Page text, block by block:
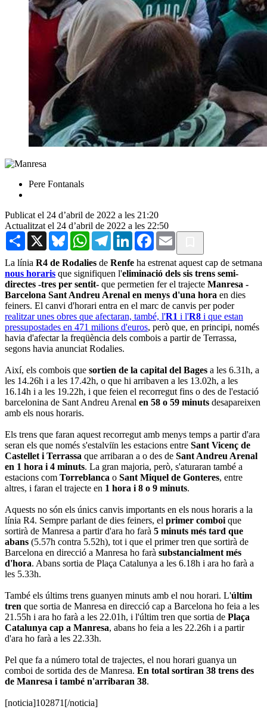
Pere Fontanals
Publicat el 24 d’abril de 2022 a les 21:20
Actualitzat el 24 d’abril de 2022 a les 22:50
Share X BlueskyWhatsAppTelegramLinkedInFacebook
Email
La línia R4 de Rodalies de Renfe ha estrenat aquest cap de setmana
nous horaris que signifiquen l'eliminació dels sis trens semi-
directes -tres per sentit- que permetien fer el trajecte Manresa -
Barcelona Sant Andreu Arenal en menys d'una hora en dies
feiners. El canvi d'horari entra en el marc de canvis per poder
realitzar unes obres que afectaran, també, l'R1 i l'R8 i que estan
pressupostades en 471 milions d'euros, però que, en principi, només
havia d'afectar la freqüència dels combois a partir de Terrassa,
segons havia anunciat Rodalies.
Així, els combois que sortien de la capital del Bages a les 6.31h, a
les 14.26h i a les 17.42h, o que hi arribaven a les 13.02h, a les
16.14h i a les 19.22h, i que feien el recorregut fins o des de l'estació
barcelonina de Sant Andreu Arenal en 58 o 59 minuts desapareixen
amb els nous horaris.
Els trens que faran aquest recorregut amb menys temps a partir d'ara
seran els que només s'estalviïn les estacions entre Sant Vicenç de
Castellet i Terrassa que arribaran a o des de Sant Andreu Arenal
en 1 hora i 4 minuts. La gran majoria, però, s'aturaran també a
estacions com Torreblanca o Sant Miquel de Gonteres, entre
altres, i faran el trajecte en 1 hora i 8 o 9 minuts.
Aquests no són els únics canvis importants en els nous horaris a la
línia R4. Sempre parlant de dies feiners, el primer comboi que
sortirà de Manresa a partir d'ara ho farà 5 minuts més tard que
abans (5.57h contra 5.52h), tot i que el primer tren que sortirà de
Barcelona en direcció a Manresa ho farà substancialment més
d'hora. Abans sortia de Plaça Catalunya a les 6.18h i ara ho farà a
les 5.33h.
També els últims trens guanyen minuts amb el nou horari. L'últim
tren que sortia de Manresa en direcció cap a Barcelona ho feia a les
21.55h i ara ho farà a les 22.01h, i l'últim tren que sortia de Plaça
Catalunya cap a Manresa, abans ho feia a les 22.26h i a partir
d'ara ho farà a les 22.33h.
Pel que fa a número total de trajectes, el nou horari guanya un
comboi de sortida des de Manresa. En total sortiran 38 trens des
de Manresa i també n'arribaran 38.
[noticia]102871[/noticia]